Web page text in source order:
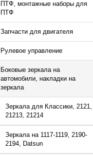
ПТФ, монтажные наборы для
ПТФ
Запчасти для двигателя
Рулевое управление
Боковые зеркала на
автомобили, накладки на
зеркала
Зеркала для Классики, 2121,
21213, 21214
Зеркала на 1117-1119, 2190-
2194, Datsun